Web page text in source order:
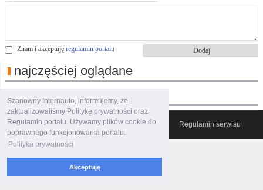
Szanowny Internauto, informujemy, że
zaktualizowaliśmy Politykę prywatności oraz
Regulamin portalu. Używamy plików cookie do
poprawnego funkcjonowania portalu.
Polityka prywatności
Akceptuję
Znam i akceptuję regulamin portalu
najczęściej oglądane
polecane filmy
© 2007-2026 Włocławski Portal informacyjny Regulamin serwisu